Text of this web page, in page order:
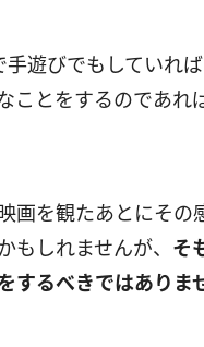
遊びでもしていれ
ことをするのであ
画を観たあとにそ
もしれませんが、 そ
するべきではありま